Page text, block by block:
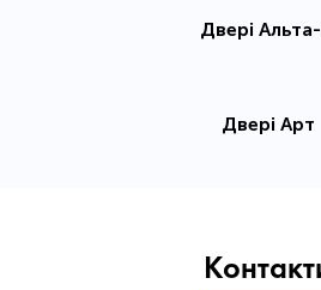
Двері
Двері Арт